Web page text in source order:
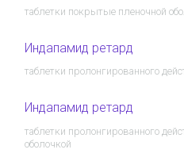
таблетки покрытые пленочной
Индапамид ретард
таблетки пролонгированного
Индапамид ретард
таблетки пролонгированного
оболочкой